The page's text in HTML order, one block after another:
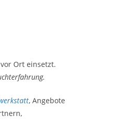
Ort einsetzt.
, Angebote